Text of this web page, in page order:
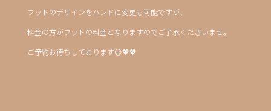
フットのデザインをハンドに変更も可能ですが、
料金の方がフットの料金となりますのでご了承くださいませ。
ご予約お待ちしております😉💖💖